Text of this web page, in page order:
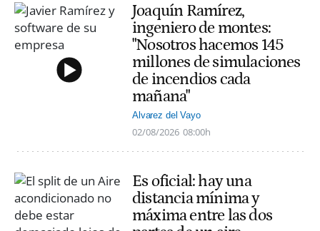
Joaquín Ramírez,
ingeniero de montes:
"Nosotros hacemos 145
millones de simulaciones
de incendios cada
mañana"
Alvarez del Vayo
02/08/2026 08:00h
Es oficial: hay una
distancia mínima y
máxima entre las dos